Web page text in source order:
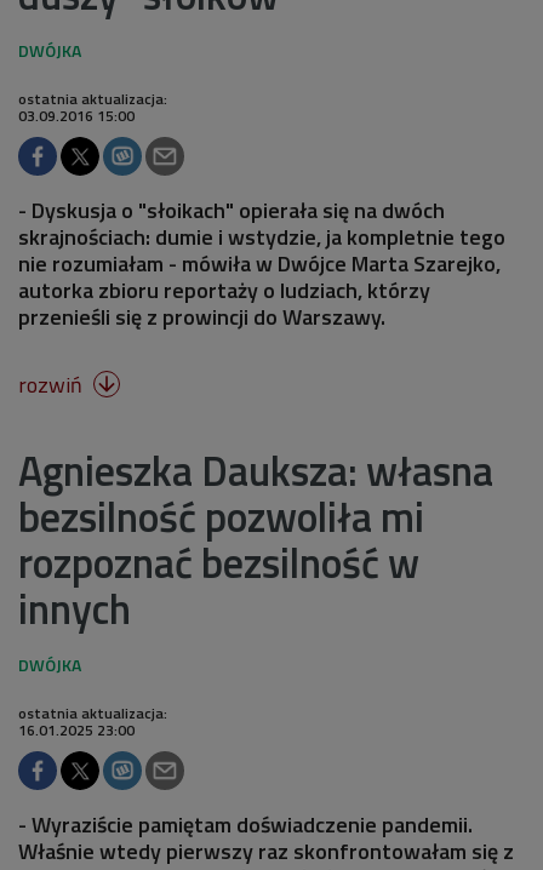
ostatnia aktualizacja:
03.09.2016 15:00
- Dyskusja o "słoikach" opierała się na dwóch
skrajnościach: dumie i wstydzie, ja kompletnie tego
nie rozumiałam - mówiła w Dwójce Marta Szarejko,
autorka zbioru reportaży o ludziach, którzy
przenieśli się z prowincji do Warszawy.
rozwiń 
Agnieszka Dauksza: własna
bezsilność pozwoliła mi
rozpoznać bezsilność w
innych
ostatnia aktualizacja:
16.01.2025 23:00
- Wyraziście pamiętam doświadczenie pandemii.
Właśnie wtedy pierwszy raz skonfrontowałam się z